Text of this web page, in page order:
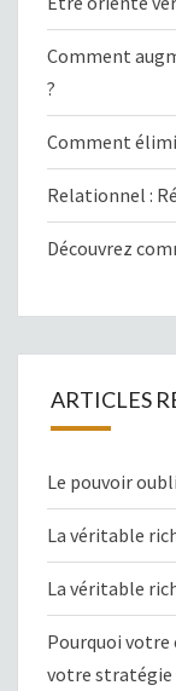
Comment
?
Comment
Relationnel :
Découvrez
ARTICLES
Le pouvoir
La véritable
La véritable
Pourquoi
votre stratégie